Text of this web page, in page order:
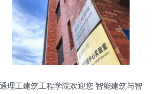
通理工建筑工程学院欢迎您 智能建筑与智